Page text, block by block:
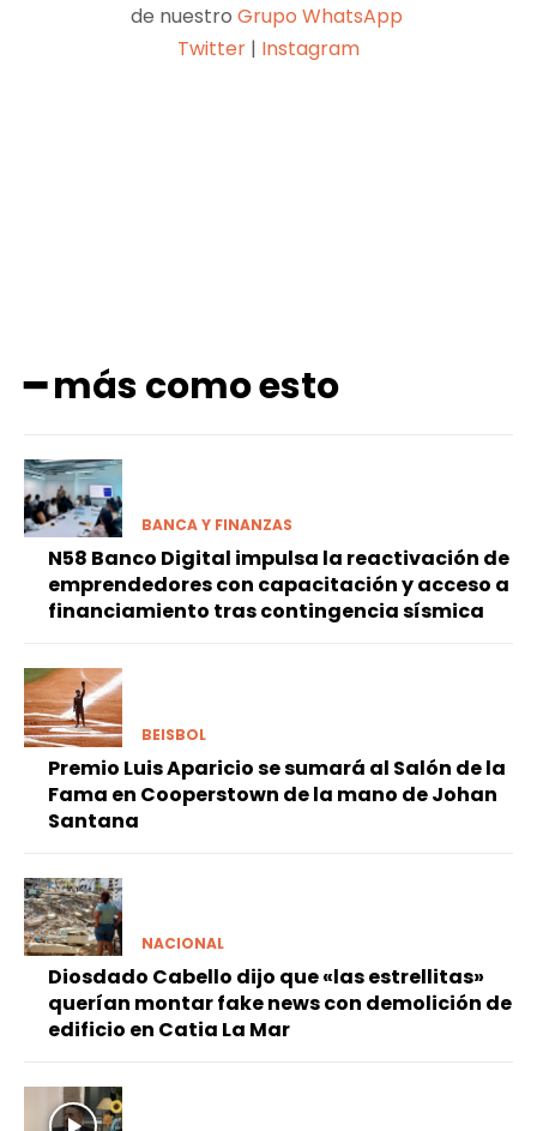
de nuestro Grupo WhatsApp
Twitter | Instagram
━ más como esto
BANCA Y FINANZAS
N58 Banco Digital impulsa la reactivación de
emprendedores con capacitación y acceso a
financiamiento tras contingencia sísmica
BEISBOL
Premio Luis Aparicio se sumará al Salón de la
Fama en Cooperstown de la mano de Johan
Santana
NACIONAL
Diosdado Cabello dijo que «las estrellitas»
querían montar fake news con demolición de
edificio en Catia La Mar